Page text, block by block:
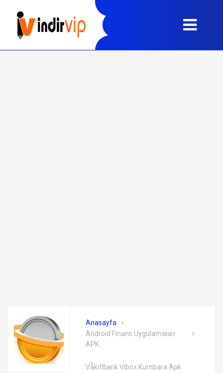
Anasayfa
Android Finans Uygulamaları
APK
VakıfBank Vibox Kumbara Apk